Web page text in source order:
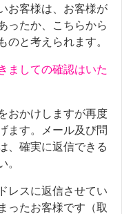
お客様は、お客様が
ったか、こちらから
のと考えられます。
ましての確認はいた
おかけしますが再度
ます。メール及び問
、確実に返信できる
。
レスに返信させてい
ったお客様です（取